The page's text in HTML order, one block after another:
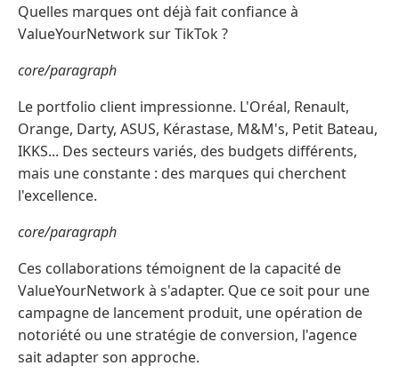
Quelles marques ont déjà fait confiance à
ValueYourNetwork sur TikTok ?
core/paragraph
Le portfolio client impressionne. L'Oréal, Renault,
Orange, Darty, ASUS, Kérastase, M&M's, Petit Bateau,
IKKS... Des secteurs variés, des budgets différents,
mais une constante : des marques qui cherchent
l'excellence.
core/paragraph
Ces collaborations témoignent de la capacité de
ValueYourNetwork à s'adapter. Que ce soit pour une
campagne de lancement produit, une opération de
notoriété ou une stratégie de conversion, l'agence
sait adapter son approche.